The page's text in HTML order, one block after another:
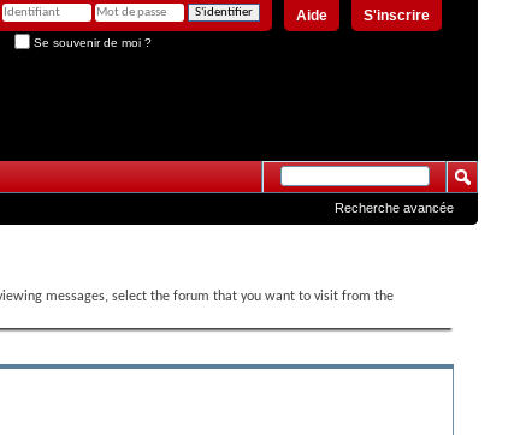
S'inscrire
Aide
Se souvenir de moi ?
Recherche avancée
messages, select the forum that you want to visit from the